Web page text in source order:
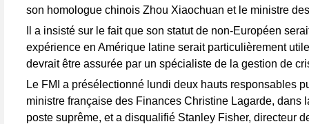
son homologue chinois Zhou Xiaochuan et le ministre
Il a insisté sur le fait que son statut de non-Européen
expérience en Amérique latine serait particulièrement
devrait être assurée par un spécialiste de la gestion de
Le FMI a présélectionné lundi deux hauts responsables
ministre française des Finances Christine Lagarde, dans
poste suprême, et a disqualifié Stanley Fisher, directeur